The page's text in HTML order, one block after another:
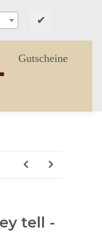
✔
Gutscheine
tell -